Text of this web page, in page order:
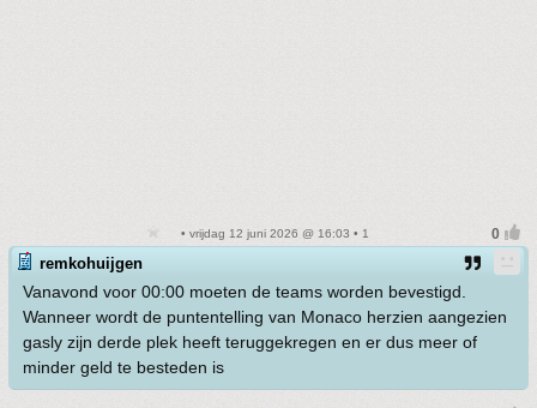
• vrijdag 12 juni 2026 @ 16:03 • 1
remkohuijgen
Vanavond voor 00:00 moeten de teams worden bevestigd.
Wanneer wordt de puntentelling van Monaco herzien aangezien
gasly zijn derde plek heeft teruggekregen en er dus meer of
minder geld te besteden is